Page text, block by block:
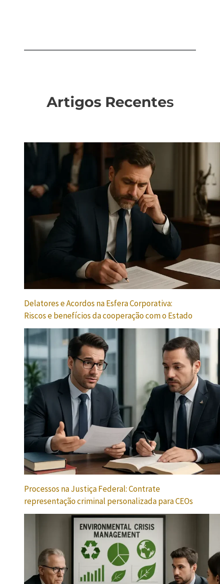
Artigos Recentes
Delatores e Acordos na Esfera Corporativa:
Riscos e benefícios da cooperação com o Estado
Processos na Justiça Federal: Contrate
representação criminal personalizada para CEOs